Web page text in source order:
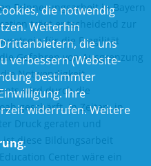
Erinnerungsarbeit in Bayern
trägt entscheidend zur
für die Fragilität
Gefahren von Ausgrenzung
Notwendigkeit
wird durch die
geschärft. In Zeiten, in
Druck geraten und
diese Bildungsarbeit
Center wäre ein
die notwendig
Weiterhin
die uns
verbessern (Website-
bestimmter
Ihre
widerrufen. Weitere
.